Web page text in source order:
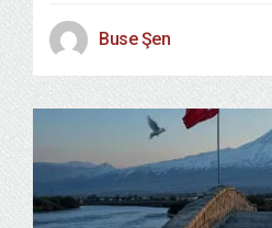
Buse Şen